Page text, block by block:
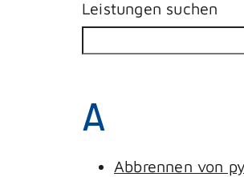
Leistungen suchen
A
Abbrennen von